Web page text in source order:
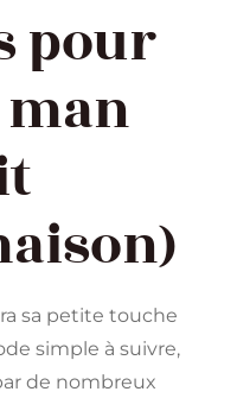
pour
sa petite touche
simple à suivre,
de nombreux